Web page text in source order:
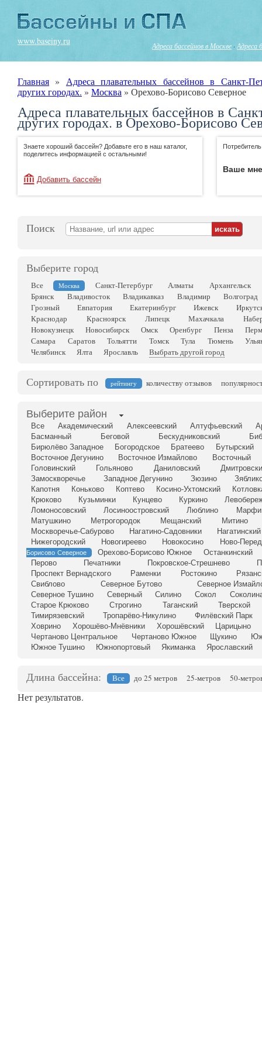
www.baseiny.ru Адреса бассейнов в Москве · Адреса
Главная » Адреса плавательных бассейнов в Санкт-
других городах. » Москва » Орехово-Борисово Северное
Адреса плавательных бассейнов в
других городах. в Орехово-Борисово
Знаете хороший бассейн? Добавьте его в наш каталог,
поделитесь информацией с остальными!
Добавить бассейн
Ваше
Поиск
Выберите город
Все Москва Санкт-Петербург Алматы
Архангельск
Брянск
Владивосток Владикавказ Владимир
Волгоград
Грозный
Евпатория Екатеринбург Ижевск
Краснодар
Красноярск Липецк Махачкала
Новокузнецк
Новосибирск Омск Оренбург Пенза
Самара
Саратов Тольятти Томск Тула Тюмень
Челябинск
Ялта Ярославль Выбрать другой город
Сортировать по рейтингу количеству отзывов
Выберите район
Все Академический Алексеевский Алтуфьевский
Басманный
Беговой Бескудниковский
Бирюлёво Западное
Богородское Братеево
Бутырский
Восточное Дегунино
Восточное Измайлово
Восточный
Головинский
Гольяново Даниловский
Замоскворечье
Западное Дегунино Зюзино
Капотня
Коньково Коптево Косино-Ухтомский
Крюково
Кузьминки Кунцево Куркино
Ломоносовский
Лосиноостровский Люблино
Матушкино
Метрогородок Мещанский
Митино
Москворечье-Сабурово
Нагатино-Садовники
Нижегородский
Новогиреево Новокосино Ново-
Борисово Северное Орехово-Борисово Южное
Останкинский
Перово
Печатники Покровское-Стрешнево
Проспект Вернадского
Раменки Ростокино
Свиблово
Северное Бутово
Северное
Северное Тушино
Северный Силино Сокол
Старое Крюково
Строгино Таганский
Тверской
Тимирязевский
Тропарёво-Никулино
Филёвский Парк
Ховрино
Хорошёво-Мнёвники Хорошёвский
Царицыно
Чертаново Центральное
Чертаново Южное Щукино
Южное Тушино
Южнопортовый Якиманка Ярославский
Длина бассейна: Все до 25 метров 25-метров 50-
Нет результатов.